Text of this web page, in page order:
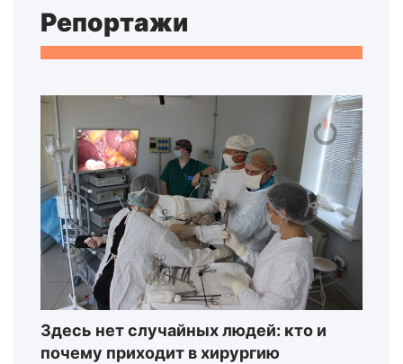
Репортажи
Здесь нет случайных людей: кто и
почему приходит в хирургию